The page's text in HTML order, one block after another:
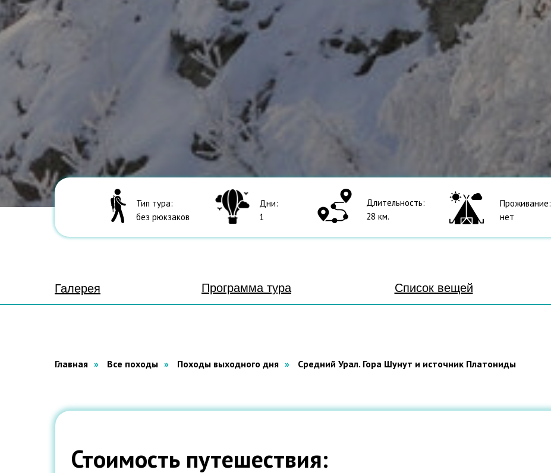
Тип тура:
без рюкзаков
Длительность:
28 км.
Проживание:
нет
Дни:
1
Программа тура Список вещей
Галерея
Главная » Все походы » Походы выходного дня » Средний Урал. Гора Шунут и источник Платониды
Стоимость путешествия: